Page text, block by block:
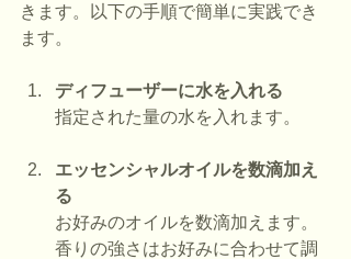
きます。以下の手順で簡単に実践でき
ます。
ディフューザーに水を入れる
指定された量の水を入れます。
エッセンシャルオイルを数滴加え
る
お好みのオイルを数滴加えます。
香りの強さはお好みに合わせて調